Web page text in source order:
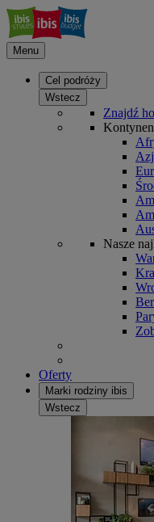
Menu
Cel podróży
Wstecz
Znajdź
Nasze
Oferty
Marki rodziny ibis
Wstecz